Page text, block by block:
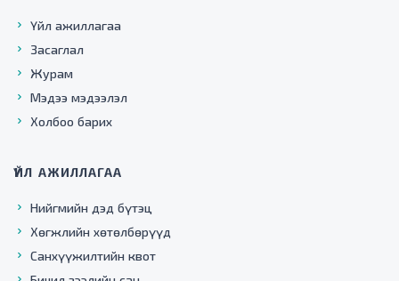
Үйл ажиллагаа
Засаглал
Журам
Мэдээ мэдээлэл
Холбоо барих
ҮЙЛ АЖИЛЛАГАА
Нийгмийн дэд бүтэц
Хөгжлийн хөтөлбөрүүд
Санхүүжилтийн квот